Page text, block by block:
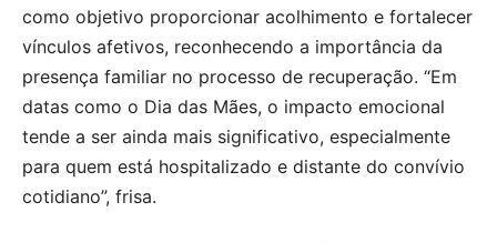
como objetivo proporcionar acolhimento e fortalecer
vínculos afetivos, reconhecendo a importância da
presença familiar no processo de recuperação. “Em
datas como o Dia das Mães, o impacto emocional
tende a ser ainda mais significativo, especialmente
para quem está hospitalizado e distante do convívio
cotidiano”, frisa.